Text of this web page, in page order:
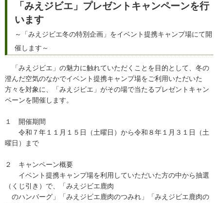
「みえジビエ」プレゼントキャンペーンを行
います
～「みえジビエ冬の特別企画」をイベント提携キャンプ場にて開
催します～
「みえジビエ」の魅力に触れていただくことを目的として、冬の
澄んだ空気のなかでイベント提携キャンプ場をご利用いただいた
方々を対象に、「みえジビエ」がその場で当たるプレゼントキャン
ペーンを開催します。
１ 開催期間
令和７年１１月１５日（土曜日）から令和８年１月３１日（土
曜日）まで
２ キャンペーン概要
イベント提携キャンプ場を利用していただいた方の中から抽選
（くじ引き）で、「みえジビエ鹿肉
のハンバーグ」「みえジビエ鹿肉のつみれ」「みえジビエ鹿肉の